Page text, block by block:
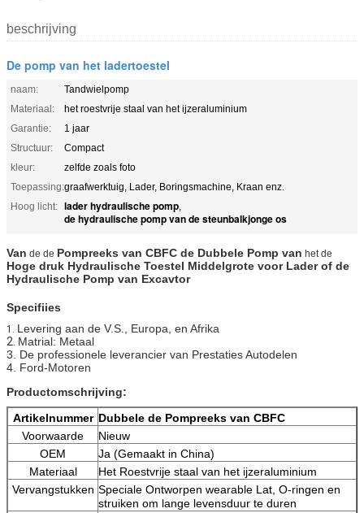
beschrijving
De pomp van het ladertoestel
naam:
Tandwielpomp
Materiaal:
het roestvrije staal van het ijzeraluminium
Garantie:
1 jaar
Structuur:
Compact
kleur:
zelfde zoals foto
Toepassing:graafwerktuig, Lader, Boringsmachine, Kraan enz.
Hoog licht: lader hydraulische pomp,
de hydraulische pomp van de steunbalkjonge os
Van de de Pompreeks van CBFC de Dubbele Pomp van het de
Hoge druk Hydraulische Toestel Middelgrote voor Lader of de
Hydraulische Pomp van Excavtor
Specifiies
1. Levering aan de V.S., Europa, en Afrika
2. Matrial: Metaal
3. De professionele leverancier van Prestaties Autodelen
4. Ford-Motoren
Productomschrijving:
Artikelnummer Dubbele de Pompreeks van CBFC
Voorwaarde
Nieuw
OEM
Ja (Gemaakt in China)
Materiaal
Het Roestvrije staal van het ijzeraluminium
Vervangstukken Speciale Ontworpen wearable Lat, O-ringen en
struiken om lange levensduur te duren